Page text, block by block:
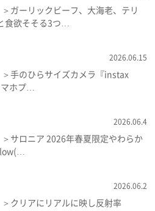
ガーリックビーフ、大海老、テリ
食欲そそる3つ…
2026.06.15
手のひらサイズカメラ『instax
ホプ…
2026.06.4
サロニア 2026年春夏限定やわらか
2026.06.2
クリアにリアルに映し反射率